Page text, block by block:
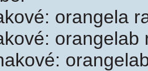
orangela
orangelab